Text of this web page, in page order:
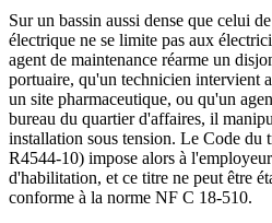
Sur un bassin aussi dense que celui
électrique ne se limite pas aux
agent de maintenance réarme un
portuaire, qu'un technicien intervient
un site pharmaceutique, ou qu'un
bureau du quartier d'affaires, il
installation sous tension. Le Code du
R4544-10) impose alors à
d'habilitation, et ce titre ne peut être
conforme à la norme NF C 18-510.